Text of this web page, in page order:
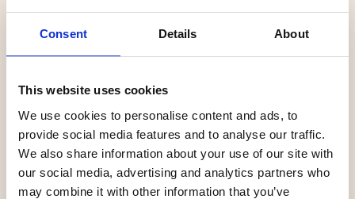
Consent Details About
This website uses cookies
We use cookies to personalise content and ads, to
provide social media features and to analyse our traffic.
We also share information about your use of our site with
our social media, advertising and analytics partners who
may combine it with other information that you’ve
Maak kennis met de eeuwenoude monumenten van
vestingstad Geertruidenberg tijdens de Open
Monumentendag.
De gids vertelt over het imposante Stadhuis en de
monumentale Geertruidskerk, maar ook over het
bewogen verleden van Hollands oudste stad.